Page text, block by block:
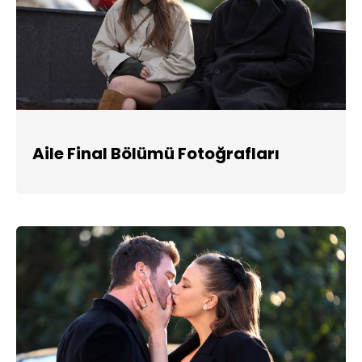
Aile Final Bölümü Fotoğrafları